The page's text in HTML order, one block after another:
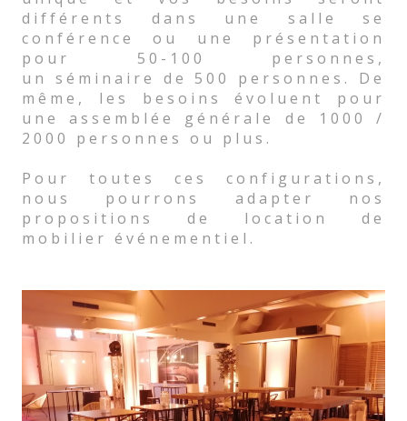
différents dans une salle se
conférence ou une présentation
pour 50-100 personnes,
un séminaire de 500 personnes. De
même, les besoins évoluent pour
une assemblée générale de 1000 /
2000 personnes ou plus.
Pour toutes ces configurations,
nous pourrons adapter nos
propositions de location de
mobilier événementiel.